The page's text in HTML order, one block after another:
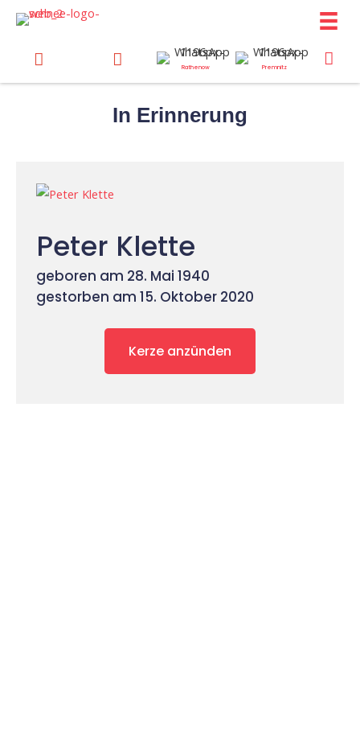
Zum
Inhalt
springen
Rathenow Premnitz
In Erinnerung
Peter Klette
geboren am 28. Mai 1940
gestorben am 15. Oktober 2020
Kerze anzünden